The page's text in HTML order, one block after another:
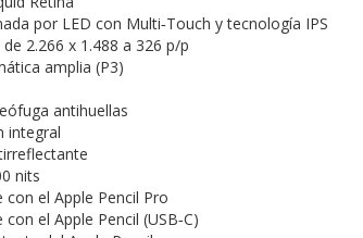
por LED con Multi‑Touch y tecnología IPS
2.266 x 1.488 a 326 p/p
amplia (P3)
antihuellas
integral
nits
con el Apple Pencil Pro
el Apple Pencil (USB‑C)